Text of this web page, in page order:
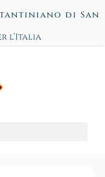
di San
l’Italia